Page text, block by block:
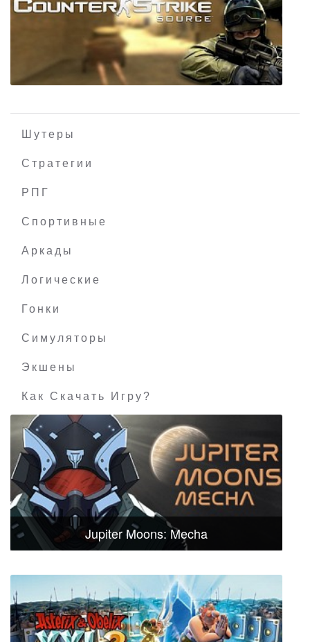
Street Fighter V Arcade Edition
Шутеры
Стратегии
РПГ
Спортивные
Аркады
Логические
Гонки
Симуляторы
Экшены
Как Скачать Игру?
Jupiter Moons: Mecha